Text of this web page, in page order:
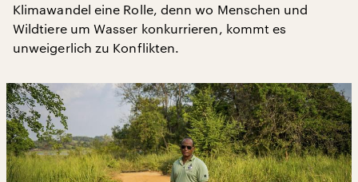
Klimawandel eine Rolle, denn wo Menschen und
Wildtiere um Wasser konkurrieren, kommt es
unweigerlich zu Konflikten.